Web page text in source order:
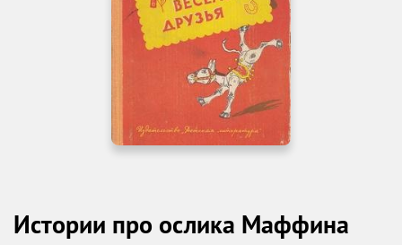
Истории про ослика Маффина